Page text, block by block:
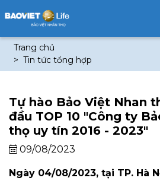
Trang chủ
Tin tức tổng hợp
Tự hào Bảo Việt Nhan
đầu TOP 10 "Công ty
thọ uy tín 2016 - 2023"
09/08/2023
Ngày 04/08/2023, tại TP. Hà